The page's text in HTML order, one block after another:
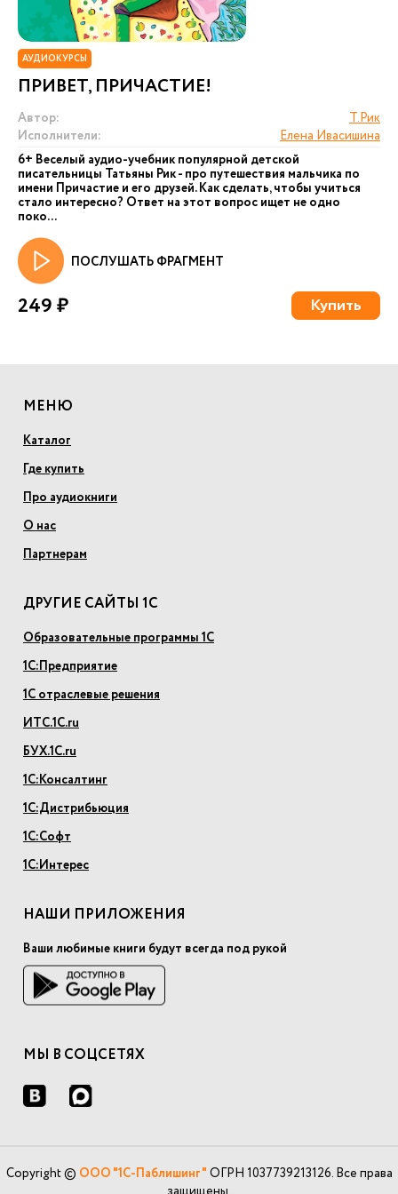
АУДИОКУРСЫ
ПРИВЕТ, ПРИЧАСТИЕ!
Автор:
Т.Рик
Исполнители:
Елена Ивасишина
6+ Веселый аудио-учебник популярной детской
писательницы Татьяны Рик - про путешествия мальчика по
имени Причастие и его друзей. Как сделать, чтобы учиться
стало интересно? Ответ на этот вопрос ищет не одно
поко...
ПОСЛУШАТЬ ФРАГМЕНТ
249 ₽ Купить
МЕНЮ
Каталог
Где купить
Про аудиокниги
О нас
Партнерам
ДРУГИЕ САЙТЫ 1С
Образовательные программы 1С
1С:Предприятие
1С отраслевые решения
ИТС.1С.ru
БУХ.1С.ru
1С:Консалтинг
1С:Дистрибьюция
1С:Софт
1С:Интерес
НАШИ ПРИЛОЖЕНИЯ
Ваши любимые книги будут всегда под рукой
МЫ В СОЦСЕТЯХ
Copyright © ООО "1С-Паблишинг" ОГРН 1037739213126. Все права